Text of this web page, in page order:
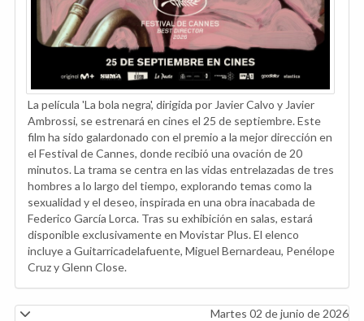
La película 'La bola negra', dirigida por Javier Calvo y Javier
Ambrossi, se estrenará en cines el 25 de septiembre. Este
film ha sido galardonado con el premio a la mejor dirección en
el Festival de Cannes, donde recibió una ovación de 20
minutos. La trama se centra en las vidas entrelazadas de tres
hombres a lo largo del tiempo, explorando temas como la
sexualidad y el deseo, inspirada en una obra inacabada de
Federico García Lorca. Tras su exhibición en salas, estará
disponible exclusivamente en Movistar Plus. El elenco
incluye a Guitarricadelafuente, Miguel Bernardeau, Penélope
Cruz y Glenn Close.
Martes 02 de junio de 2026